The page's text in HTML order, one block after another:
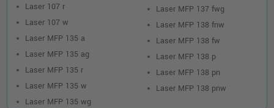
Laser 107 r
Laser 107 w
Laser MFP 135 a
Laser MFP 135 ag
Laser MFP 135 r
Laser MFP 135 w
Laser MFP 135 wg
Laser MFP 137 fwg
Laser MFP 138 fnw
Laser MFP 138 fw
Laser MFP 138 p
Laser MFP 138 pn
Laser MFP 138 pnw